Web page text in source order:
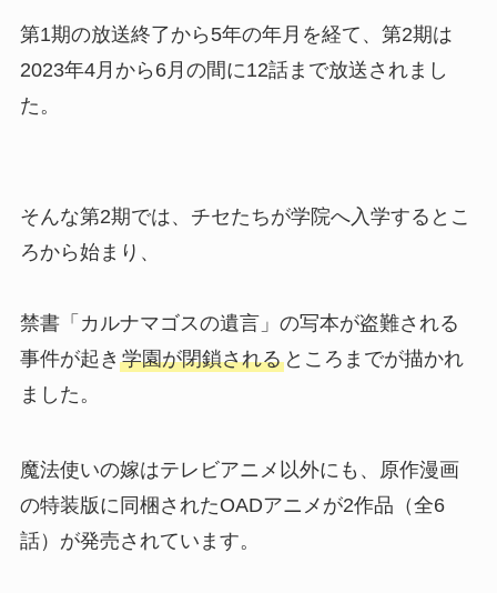
第1期の放送終了から5年の年月を経て、第2期は
2023年4月から6月の間に12話まで放送されまし
た。
そんな第2期では、チセたちが学院へ入学するとこ
ろから始まり、
禁書「カルナマゴスの遺言」の写本が盗難される
事件が起き 学園が閉鎖されるところまでが描かれ
ました。
魔法使いの嫁はテレビアニメ以外にも、原作漫画
の特装版に同梱されたOADアニメが2作品（全6
話）が発売されています。